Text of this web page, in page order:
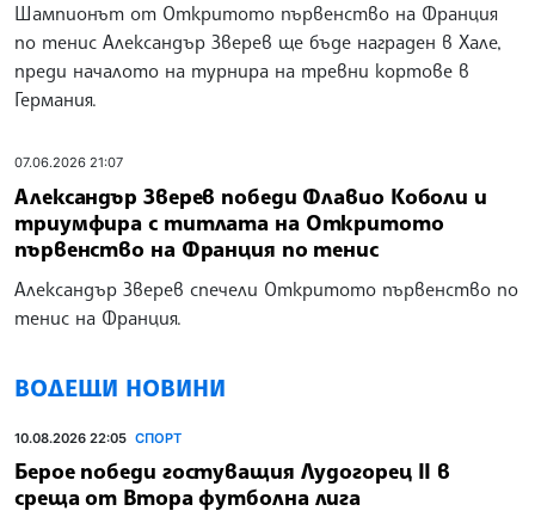
Шампионът от Откритото първенство на Франция
по тенис Александър Зверев ще бъде награден в Хале,
преди началото на турнира на тревни кортове в
Германия.
07.06.2026 21:07
Александър Зверев победи Флавио Коболи и
триумфира с титлата на Откритото
първенство на Франция по тенис
Александър Зверев спечели Откритото първенство по
тенис на Франция.
ВОДЕЩИ НОВИНИ
10.08.2026 22:05 СПОРТ
Берое победи гостуващия Лудогорец II в
среща от Втора футболна лига